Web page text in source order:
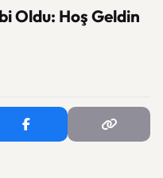
Oldu: Hoş Geldin